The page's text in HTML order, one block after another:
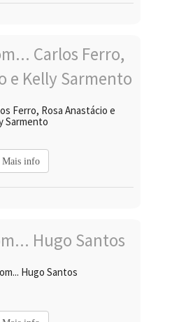
Ferro, Rosa Anastácio e
Sarmento
Mais info
Hugo Santos